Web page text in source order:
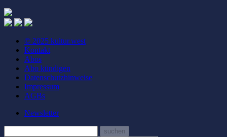
© 2025 kultur.west
Kontakt
Abos
Abo kündigen
Datenschutzhinweise
Impressum
AGBs
Newsletter